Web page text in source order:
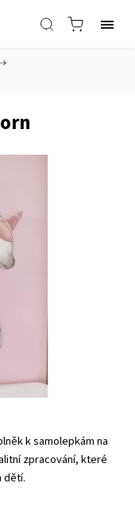
k samolepkám na
zpracování, které
dětí.